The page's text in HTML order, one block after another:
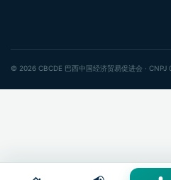
© 2026 CBCDE 巴西中国经济贸易促进会 ·